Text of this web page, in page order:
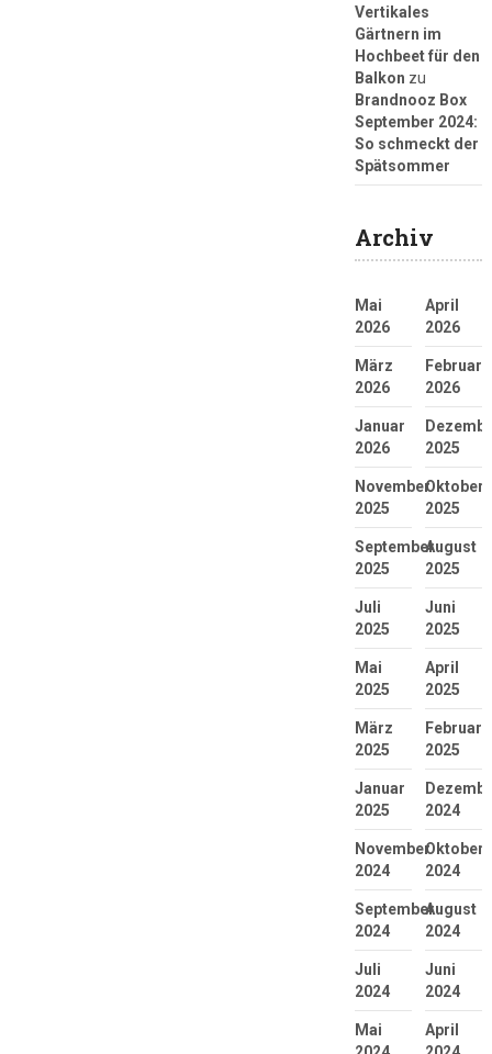
Vertikales
Gärtnern im
Hochbeet für den
Balkon zu
Brandnooz Box
September 2024:
So schmeckt der
Spätsommer
Archiv
Mai
2026
April
2026
März
2026
Februar
2026
Januar
2026
2025
November
2025
Oktober
2025
September
2025
August
2025
Juli
2025
Juni
2025
Mai
2025
April
2025
März
2025
Februar
2025
Januar
2025
2024
November
2024
Oktober
2024
September
2024
August
2024
Juli
2024
Juni
2024
Mai
April